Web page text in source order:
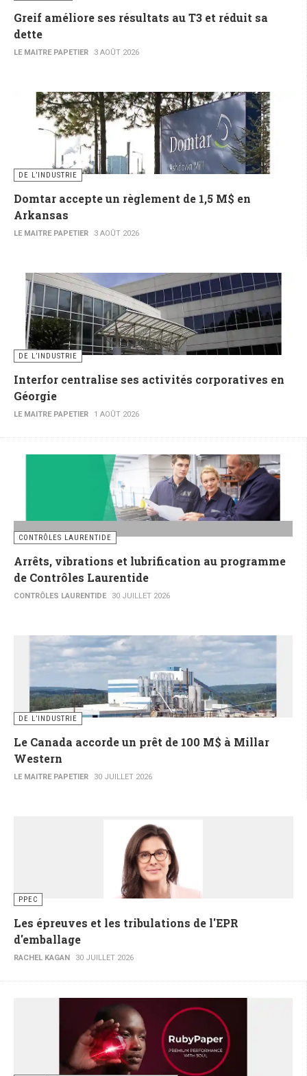
Greif améliore ses résultats au T3 et réduit sa
dette
LE MAITRE PAPETIER 3 AOÛT 2026
DE L’INDUSTRIE
Domtar accepte un règlement de 1,5 M$ en
Arkansas
LE MAITRE PAPETIER 3 AOÛT 2026
DE L’INDUSTRIE
Interfor centralise ses activités corporatives en
Géorgie
LE MAITRE PAPETIER 1 AOÛT 2026
CONTRÔLES LAURENTIDE
Arrêts, vibrations et lubrification au programme
de Contrôles Laurentide
CONTRÔLES LAURENTIDE 30 JUILLET 2026
DE L’INDUSTRIE
Le Canada accorde un prêt de 100 M$ à Millar
Western
LE MAITRE PAPETIER 30 JUILLET 2026
PPEC
Les épreuves et les tribulations de l'EPR
d'emballage
RACHEL KAGAN 30 JUILLET 2026